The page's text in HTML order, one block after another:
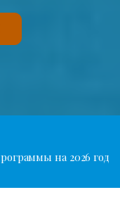
на 2026 год